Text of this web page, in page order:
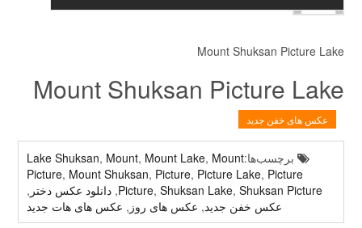
Mount Shuksan Picture Lake
Mount Shuksan Picture Lake
عکس های خفن جدید
برچسب‌ها: Lake Shuksan ,Mount ,Mount Lake ,Mount
Picture ,Mount Shuksan ,Picture ,Picture Lake ,Picture
Picture ,Shuksan Lake ,Shuksan Picture
, دانلود عکس دختر,
عکس خفن جدید, عکس های روز, عکس های هات جدید